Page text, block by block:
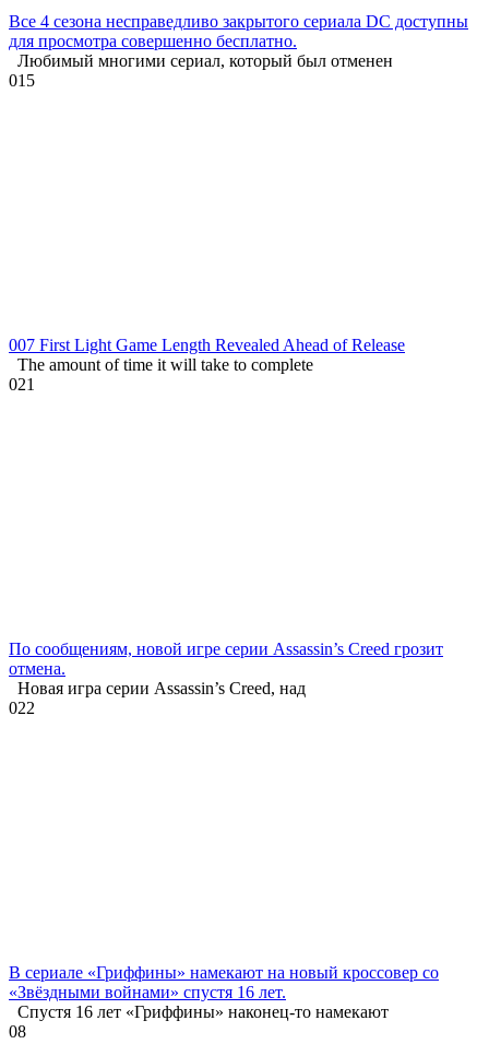
Все 4 сезона несправедливо закрытого сериала DC доступны
для просмотра совершенно бесплатно.
Любимый многими сериал, который был отменен
015
007 First Light Game Length Revealed Ahead of Release
The amount of time it will take to complete
021
По сообщениям, новой игре серии Assassin’s Creed грозит
отмена.
Новая игра серии Assassin’s Creed, над
022
В сериале «Гриффины» намекают на новый кроссовер со
«Звёздными войнами» спустя 16 лет.
Спустя 16 лет «Гриффины» наконец-то намекают
08